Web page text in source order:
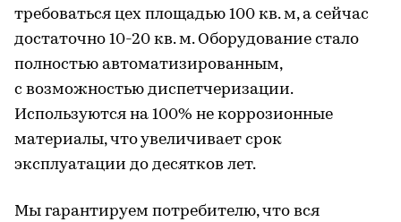
требоваться цех площадью 100 кв. м, а сейчас
достаточно 10-20 кв. м. Оборудование стало
полностью автоматизированным,
с возможностью диспетчеризации.
Используются на 100% не коррозионные
материалы, что увеличивает срок
эксплуатации до десятков лет.
Мы гарантируем потребителю, что вся